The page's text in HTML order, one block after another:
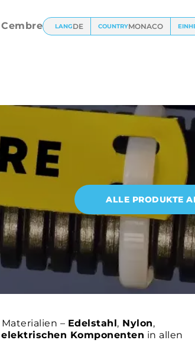
LANGDE COUNTRYMONACO
ALLE PRODUKTE
– Edelstahl, Nylon,
elektrischen Komponenten in allen